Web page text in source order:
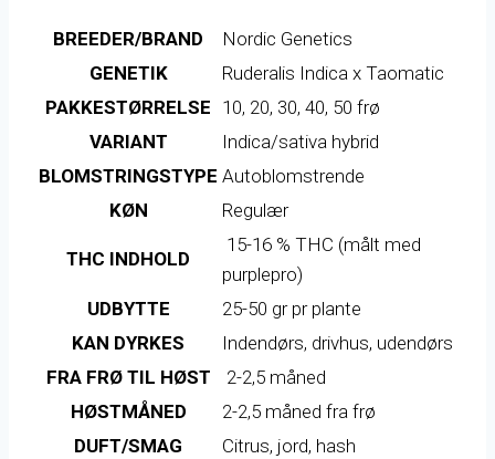
BREEDER/BRAND
Nordic Genetics
GENETIK
Ruderalis Indica x Taomatic
PAKKESTØRRELSE 10, 20, 30, 40, 50 frø
VARIANT
Indica/sativa hybrid
BLOMSTRINGSTYPE Autoblomstrende
KØN
Regulær
THC INDHOLD
15-16 % THC (målt med
purplepro)
UDBYTTE
25-50 gr pr plante
KAN DYRKES
Indendørs, drivhus, udendørs
FRA FRØ TIL HØST
2-2,5 måned
HØSTMÅNED
2-2,5 måned fra frø
DUFT/SMAG
Citrus, jord, hash